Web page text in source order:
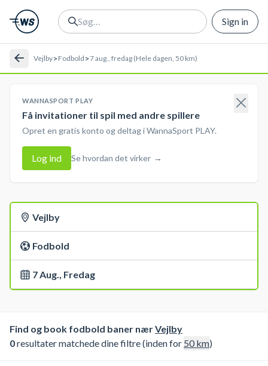
Sign in
Vejlby>Fodbold >7 aug., fredag (Hele dagen, 50 km)
WANNASPORT PLAY
Få invitationer til spil med andre spillere
Opret en gratis konto og deltag i WannaSport PLAY.
Log ind Se hvordan det virker →
Vejlby
Fodbold
7 Aug., Fredag
Find og book fodbold baner nærVejlby
0resultater matchede dine filtre (inden for 50km)